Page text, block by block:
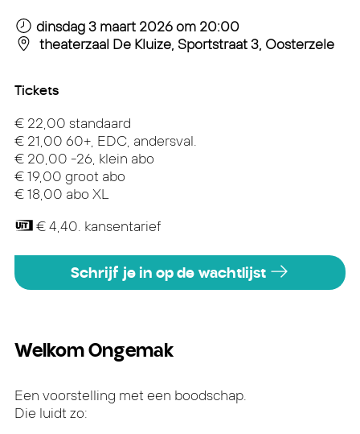
dinsdag 3 maart 2026om 20:00
theaterzaal De Kluize, Sportstraat 3, Oosterzele
Tickets
€ 22,00 standaard
€ 21,00 60+, EDC, andersval.
€ 20,00 -26, klein abo
€ 19,00 groot abo
€ 18,00 abo XL
€ 4,40. kansentarief
Schrijf je in op de wachtlijst
Welkom Ongemak
Een voorstelling met een boodschap.
Die luidt zo: